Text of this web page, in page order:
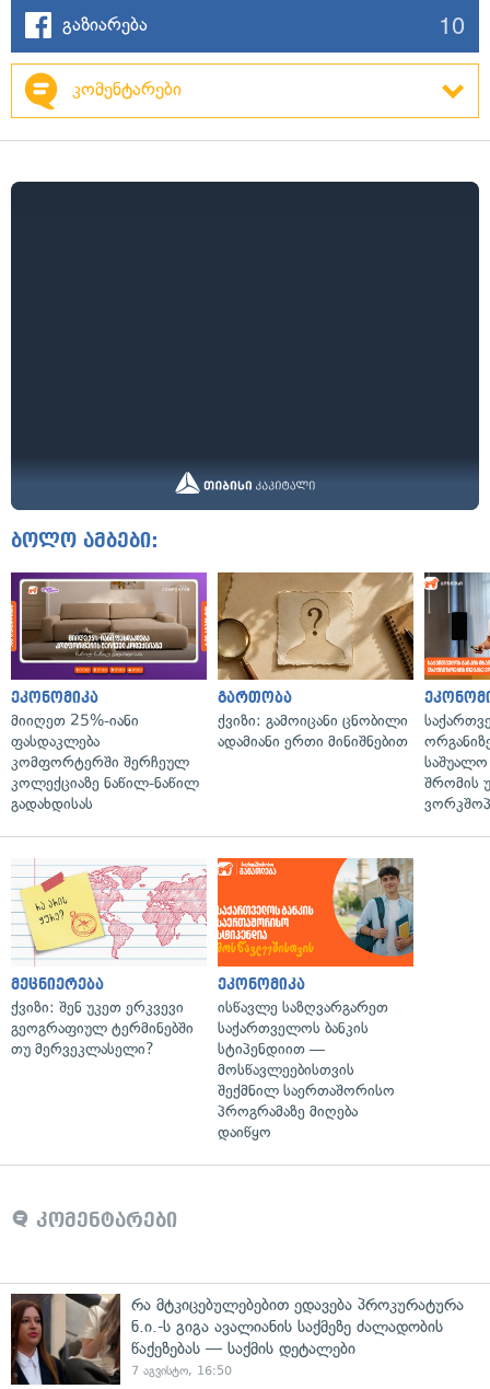
გაზიარება 10
კომენტარები
ბოლო ამბები:
ეკონომიკა
მიიღეთ 25%-იანი
ფასდაკლება
კომფორტერში შერჩეულ
კოლექციაზე ნაწილ-ნაწილ
გადახდისას
გართობა
ქვიზი: გამოიცანი ცნობილი
ადამიანი ერთი მინიშნებით
საშუალო
შრომის
მეცნიერება
ქვიზი: შენ უკეთ ერკვევი
გეოგრაფიულ ტერმინებში
თუ მერვეკლასელი?
ეკონომიკა
ისწავლე საზღვარგარეთ
საქართველოს ბანკის
სტიპენდიით —
მოსწავლეებისთვის
შექმნილ საერთაშორისო
პროგრამაზე მიღება
დაიწყო
კომენტარები
რა მტკიცებულებებით ედავება პროკურატურა
ნ.ი.-ს გიგა ავალიანის საქმეზე ძალადობის
წაქეზებას — საქმის დეტალები
7 აგვისტო, 16:50